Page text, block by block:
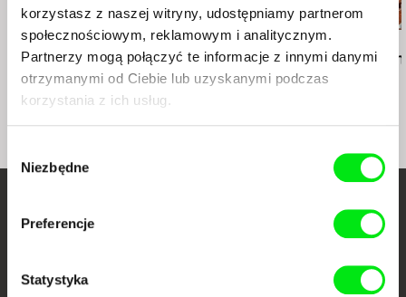
korzystasz z naszej witryny, udostępniamy partnerom
społecznościowym, reklamowym i analitycznym.
Partnerzy mogą połączyć te informacje z innymi danymi
otrzymanymi od Ciebie lub uzyskanymi podczas
korzystania z ich usług.
zgody
Niezbędne
Preferencje
Statystyka
Aleksandr Balagura
Loli Kali Shuba
Agnès Varda
Czarne pantery
It's the